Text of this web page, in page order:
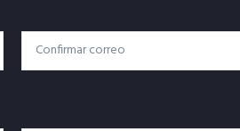
Confirmar Correo